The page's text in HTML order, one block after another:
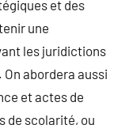
et des
une
les juridictions
abordera aussi
et actes de
de scolarité, ou